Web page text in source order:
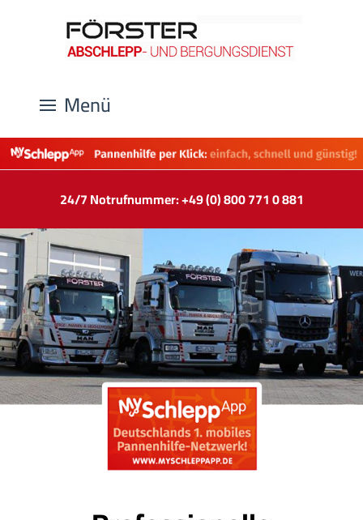
Menü
24/7 Notrufnummer: +49 (0) 800 771 0 881